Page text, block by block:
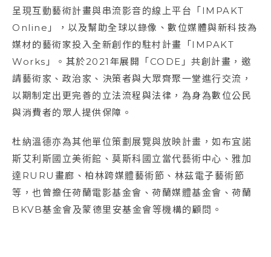
呈現互動藝術計畫與串流影音的線上平台「IMPAKT
Online」，以及幫助全球以錄像、數位媒體與新科技為
媒材的藝術家投入全新創作的駐村計畫「IMPAKT
Works」。其於2021年展開「CODE」共創計畫，邀
請藝術家、政治家、決策者與大眾齊聚一堂進行交流，
以期制定出更完善的立法流程與法律，為身為數位公民
與消費者的眾人提供保障。
杜納溫德亦為其他單位策劃展覽與放映計畫，如布宜諾
斯艾利斯國立美術館、莫斯科國立當代藝術中心、雅加
達RURU畫廊、柏林跨媒體藝術節、林茲電子藝術節
等，也曾擔任荷蘭電影基金會、荷蘭媒體基金會、荷蘭
BKVB基金會及蒙德里安基金會等機構的顧問。